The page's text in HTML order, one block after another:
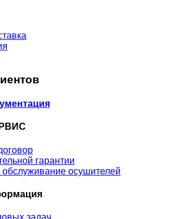
гарантии
обслуживание осушителей
задач